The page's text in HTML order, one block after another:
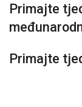
Primajte
Primajte